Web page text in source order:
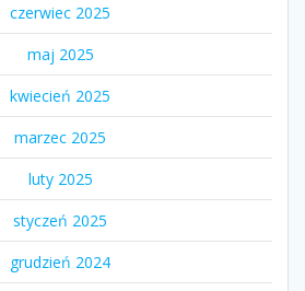
czerwiec 2025
maj 2025
kwiecień 2025
marzec 2025
luty 2025
styczeń 2025
grudzień 2024